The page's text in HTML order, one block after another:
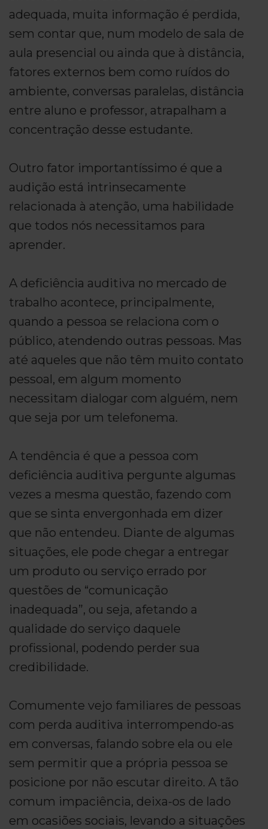
adequada, muita informação é perdida,
sem contar que, num modelo de sala de
aula presencial ou ainda que à distância,
fatores externos bem como ruídos do
ambiente, conversas paralelas, distância
entre aluno e professor, atrapalham a
concentração desse estudante.
Outro fator importantíssimo é que a
audição está intrinsecamente
relacionada à atenção, uma habilidade
que todos nós necessitamos para
aprender.
A deficiência auditiva no mercado de
trabalho acontece, principalmente,
quando a pessoa se relaciona com o
público, atendendo outras pessoas. Mas
até aqueles que não têm muito contato
pessoal, em algum momento
necessitam dialogar com alguém, nem
que seja por um telefonema.
A tendência é que a pessoa com
deficiência auditiva pergunte algumas
vezes a mesma questão, fazendo com
que se sinta envergonhada em dizer
que não entendeu. Diante de algumas
situações, ele pode chegar a entregar
um produto ou serviço errado por
questões de “comunicação
inadequada”, ou seja, afetando a
qualidade do serviço daquele
profissional, podendo perder sua
credibilidade.
Comumente vejo familiares de pessoas
com perda auditiva interrompendo-as
em conversas, falando sobre ela ou ele
sem permitir que a própria pessoa se
posicione por não escutar direito. A tão
comum impaciência, deixa-os de lado
em ocasiões sociais, levando a situações